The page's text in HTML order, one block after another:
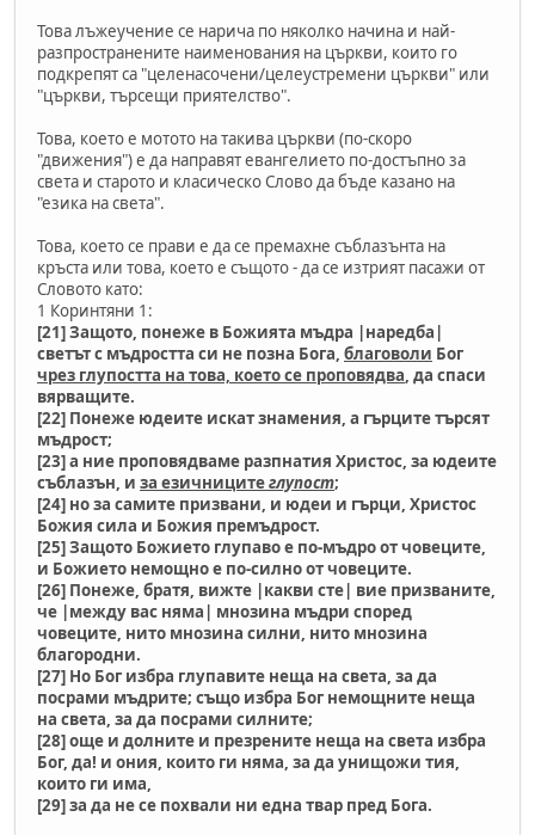
Това лъжеучение се нарича по няколко начина и най-
разпространените наименования на църкви, които го
подкрепят са "целенасочени/целеустремени църкви" или
"църкви, търсещи приятелство".
Това, което е мотото на такива църкви (по-скоро
"движения") е да направят евангелието по-достъпно за
света и старото и класическо Слово да бъде казано на
"езика на света".
Това, което се прави е да се премахне съблазънта на
кръста или това, което е същото - да се изтрият пасажи от
Словото като:
1 Коринтяни 1:
[21] Защото, понеже в Божията мъдра |наредба|
светът с мъдростта си не позна Бога, благоволи Бог
чрез глупостта на това, което се проповядва, да спаси
вярващите.
[22] Понеже юдеите искат знамения, а гърците търсят
мъдрост;
[23] а ние проповядваме разпнатия Христос, за юдеите
съблазън, и за езичницитеглупост;
[24] но за самите призвани, и юдеи и гърци, Христос
Божия сила и Божия премъдрост.
[25] Защото Божието глупаво е по-мъдро от човеците,
и Божието немощно е по-силно от човеците.
[26] Понеже, братя, вижте |какви сте| вие призваните,
че |между вас няма| мнозина мъдри според
човеците, нито мнозина силни, нито мнозина
благородни.
[27] Но Бог избра глупавите неща на света, за да
посрами мъдрите; също избра Бог немощните неща
на света, за да посрами силните;
[28] още и долните и презрените неща на света избра
Бог, да! и ония, които ги няма, за да унищожи тия,
които ги има,
[29] за да не се похвали ни една твар пред Бога.